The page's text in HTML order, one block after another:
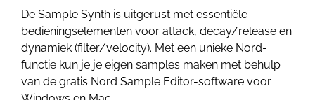
De Sample Synth is uitgerust met essentiële
bedieningselementen voor attack, decay/release en
dynamiek (filter/velocity). Met een unieke Nord-
functie kun je je eigen samples maken met behulp
van de gratis Nord Sample Editor-software voor